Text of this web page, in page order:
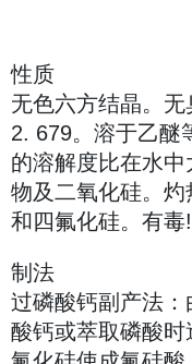
性质
无色六方结晶。
2. 679。溶于乙醚
的溶解度比在水
物及二氧化硅。
和四氟化硅。有毒!
制法
过磷酸钙副产法
酸钙或萃取磷酸